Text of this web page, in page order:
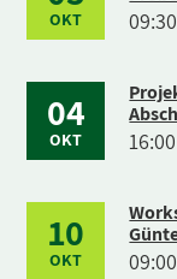
OKT
04
OKT
10
OKT